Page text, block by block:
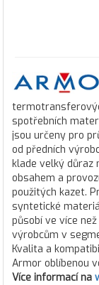
spotřebních
jsou určeny pro
od předních
klade velký důraz
obsahem a
použitých kazet.
syntetické
působí ve více
výrobcům v
Kvalita a
Armor oblíbenou
Více informací na